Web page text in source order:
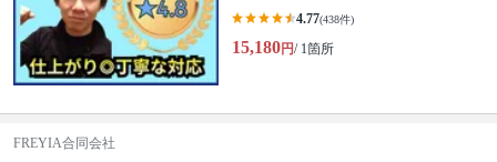
4.77(438件)
15,180円/ 1箇所
FREYIA合同会社